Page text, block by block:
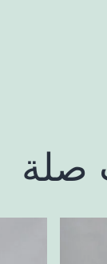
صلة